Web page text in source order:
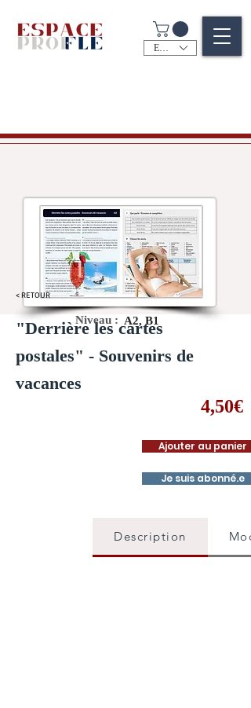
EUR (€)
"Derrière les cartes
postales" - Souvenirs de
vacances
< RETOUR
Niveau : A2, B1
4,50€
Ajouter au panier
Je suis abonné.e
Description